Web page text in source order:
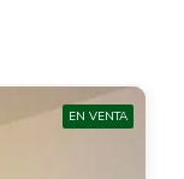
EN VENTA